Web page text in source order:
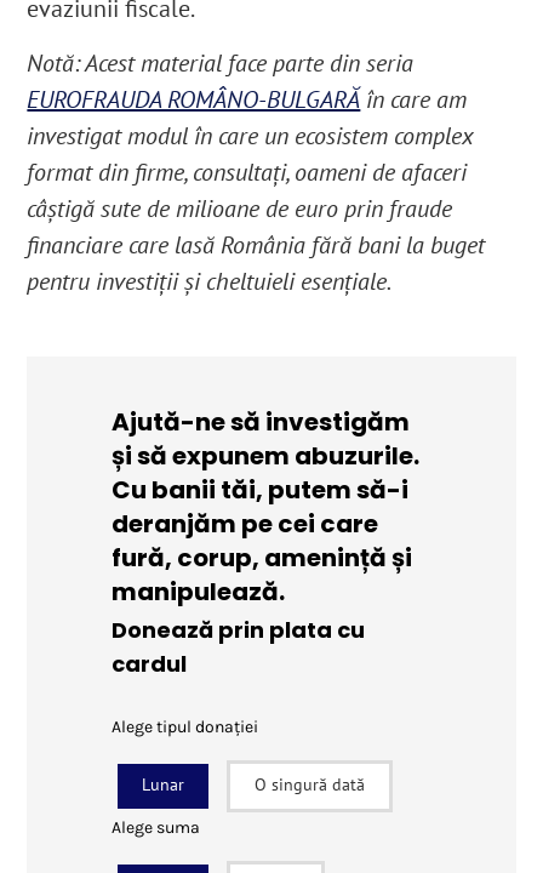
evaziunii fiscale.
Notă: Acest material face parte din seria
EUROFRAUDA ROMÂNO-BULGARĂ în care am
investigat modul în care un ecosistem complex
format din firme, consultați, oameni de afaceri
câștigă sute de milioane de euro prin fraude
financiare care lasă România fără bani la buget
pentru investiții și cheltuieli esențiale.
Ajută-ne să investigăm
și să expunem abuzurile.
Cu banii tăi, putem să-i
deranjăm pe cei care
fură, corup, amenință și
manipulează.
Donează prin plata cu
cardul
Alege tipul donației
Lunar O singură dată
Alege suma